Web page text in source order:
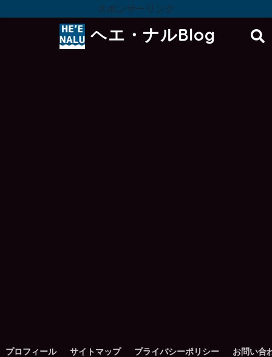
スポンサーリンク
ヘエ・ナルBlog
プロフィール サイトマップ プライバシーポリシー お問い合